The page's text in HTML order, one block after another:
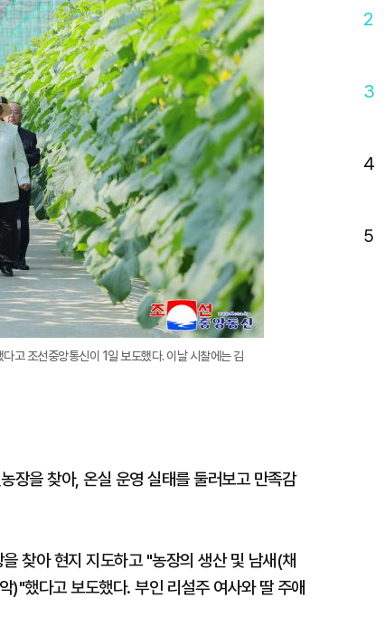
지
확
대
고 조선중앙통신이 1일 보도했다. 이날 시찰에는 김
장을 찾아, 온실 운영 실태를 둘러보고 만족감
찾아 현지 지도하고 "농장의 생산 및 남새(채
)"했다고 보도했다. 부인 리설주 여사와 딸 주애
2
3
4
5